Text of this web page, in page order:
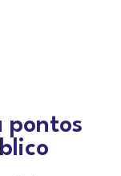
pontos